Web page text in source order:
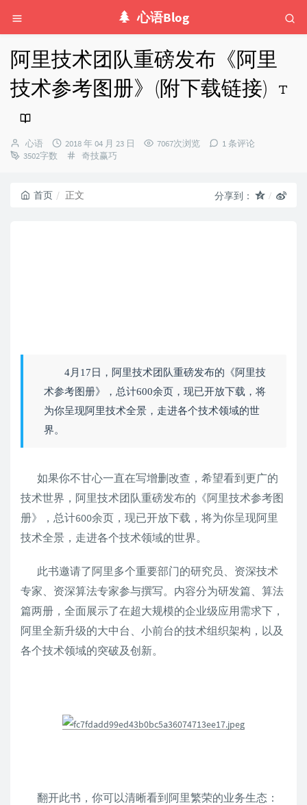
心语Blog
阿里技术团队重磅发布《阿里
技术参考图册》(附下载链接)
博
主：
心语
发
布
2018 年 04 月 23 日 7067次浏览
1 条评论
3502字数
分
奇技赢巧
首页 正文 分享到：
4月17日，阿里技术团队重磅发布的《阿里技
术参考图册》，总计600余页，现已开放下载，将
为你呈现阿里技术全景，走进各个技术领域的世
界。
如果你不甘心一直在写增删改查，希望看到更广的
技术世界，阿里技术团队重磅发布的《阿里技术参考图
册》，总计600余页，现已开放下载，将为你呈现阿里
技术全景，走进各个技术领域的世界。
此书邀请了阿里多个重要部门的研究员、资深技术
专家、资深算法专家参与撰写。内容分为研发篇、算法
篇两册，全面展示了在超大规模的企业级应用需求下，
阿里全新升级的大中台、小前台的技术组织架构，以及
各个技术领域的突破及创新。
翻开此书，你可以清晰看到阿里繁荣的业务生态：